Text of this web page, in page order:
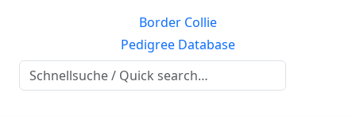
Border Collie
Pedigree Database